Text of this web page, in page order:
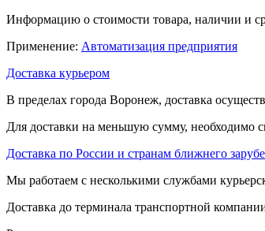
Информацию о стоимости товара, наличии и
Применение: Автоматизация предприятия
Доставка курьером
В пределах города Воронеж, доставка
Для доставки на меньшую сумму, необходимо
Доставка по России и странам ближнего
Мы работаем с несколькими службами
Доставка до терминала транспортной